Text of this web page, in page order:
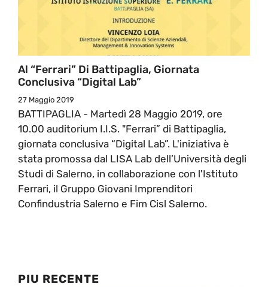
Al “Ferrari” Di Battipaglia, Giornata
Conclusiva “Digital Lab”
27 Maggio 2019
BATTIPAGLIA - Martedì 28 Maggio 2019, ore
10.00 auditorium I.I.S. "Ferrari” di Battipaglia,
giornata conclusiva “Digital Lab”. L'iniziativa è
stata promossa dal LISA Lab dell’Università degli
Studi di Salerno, in collaborazione con l'Istituto
Ferrari, il Gruppo Giovani Imprenditori
Confindustria Salerno e Fim Cisl Salerno.
PIU RECENTE